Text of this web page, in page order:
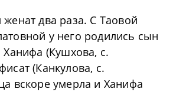
два раза. С Таовой
у него родились сын
Ханифа (Кушхова, с.
(Канкулова, с.
вскоре умерла и Ханифа